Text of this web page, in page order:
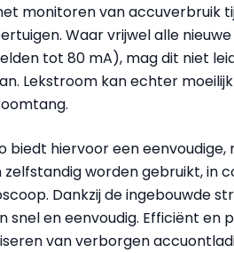
monitoren van accuverbruik
Waar vrijwel alle nieuwe
tot 80 mA), mag dit niet
Lekstroom kan echter
biedt hiervoor een
worden gebruikt, in
Dankzij de ingebouwde
snel en eenvoudig. Efficiënt en
van verborgen